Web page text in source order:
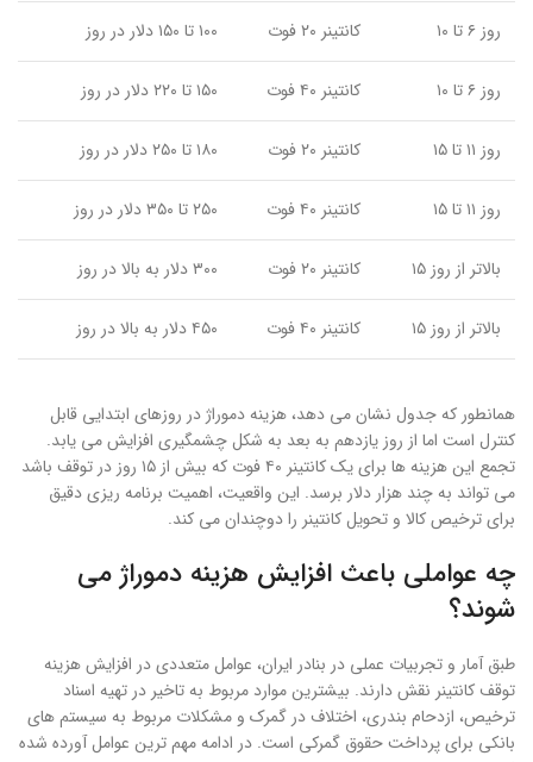
روز ۶ تا ۱۰ کانتینر ۲۰ فوت ۱۰۰ تا ۱۵۰ دلار در روز
روز ۶ تا ۱۰ کانتینر ۴۰ فوت ۱۵۰ تا ۲۲۰ دلار در روز
روز ۱۱ تا ۱۵ کانتینر ۲۰ فوت ۱۸۰ تا ۲۵۰ دلار در روز
روز ۱۱ تا ۱۵ کانتینر ۴۰ فوت ۲۵۰ تا ۳۵۰ دلار در روز
بالاتر از روز ۱۵ کانتینر ۲۰ فوت ۳۰۰ دلار به بالا در روز
بالاتر از روز ۱۵ کانتینر ۴۰ فوت ۴۵۰ دلار به بالا در روز
همانطور که جدول نشان می دهد، هزینه دموراژ در روزهای ابتدایی قابل
کنترل است اما از روز یازدهم به بعد به شکل چشمگیری افزایش می یابد.
تجمع این هزینه ها برای یک کانتینر ۴۰ فوت که بیش از ۱۵ روز در توقف باشد
می تواند به چند هزار دلار برسد. این واقعیت، اهمیت برنامه ریزی دقیق
برای ترخیص کالا و تحویل کانتینر را دوچندان می کند.
چه عواملی باعث افزایش هزینه دموراژ می
شوند؟
طبق آمار و تجربیات عملی در بنادر ایران، عوامل متعددی در افزایش هزینه
توقف کانتینر نقش دارند. بیشترین موارد مربوط به تاخیر در تهیه اسناد
ترخیص، ازدحام بندری، اختلاف در گمرک و مشکلات مربوط به سیستم های
بانکی برای پرداخت حقوق گمرکی است. در ادامه مهم ترین عوامل آورده شده